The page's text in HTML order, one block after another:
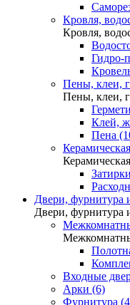
Кровля,
Кровля,
Гидро-
Пены, клеи,
Пены, клеи,
Клей,
Пена
Двери, фурнитура
Двери, фурнитура
Входные
Арки (6)
Фурнитура